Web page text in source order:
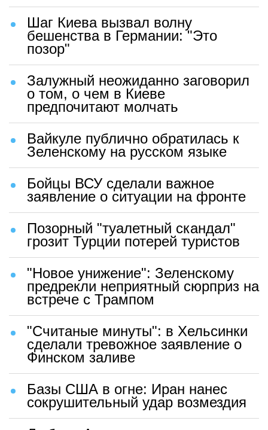
Шаг Киева вызвал волну
бешенства в Германии: "Это
позор"
Залужный неожиданно заговорил
о том, о чем в Киеве
предпочитают молчать
Вайкуле публично обратилась к
Зеленскому на русском языке
Бойцы ВСУ сделали важное
заявление о ситуации на фронте
Позорный "туалетный скандал"
грозит Турции потерей туристов
"Новое унижение": Зеленскому
предрекли неприятный сюрприз на
встрече с Трампом
"Считаные минуты": в Хельсинки
сделали тревожное заявление о
Финском заливе
Базы США в огне: Иран нанес
сокрушительный удар возмездия